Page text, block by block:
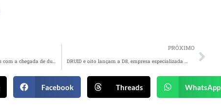
DPZ reforça time de negócios com a chegada de duas novas diretoras
PRÓXIMO
DRUID e oito lançam a D8, empresa especializada em brand experience para mercado gamer
Facebook Threads WhatsApp